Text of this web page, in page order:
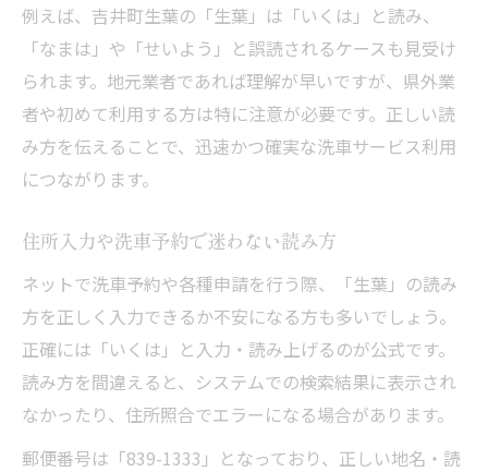
贈答にも最適なうきは市の特産品厳選
洗車ついでにおすすめの地域グルメ案内
生活実務に役立つ吉井町生葉の基本知識
洗車や手続きで活かせる生葉の基礎知識
吉井町生葉の生活に密着した洗車情報
生活実務で便利な洗車と地名の知識
洗車利用者必見の生葉エリア情報
例えば、吉井町生葉の「生葉」は「いくは」と読み、
「なまは」や「せいよう」と誤読されるケースも見受け
られます。地元業者であれば理解が早いですが、県外業
者や初めて利用する方は特に注意が必要です。正しい読
み方を伝えることで、迅速かつ確実な洗車サービス利用
につながります。
住所入力や洗車予約で迷わない読み方
ネットで洗車予約や各種申請を行う際、「生葉」の読み
方を正しく入力できるか不安になる方も多いでしょう。
正確には「いくは」と入力・読み上げるのが公式です。
読み方を間違えると、システムでの検索結果に表示され
なかったり、住所照合でエラーになる場合があります。
郵便番号は「839-1333」となっており、正しい地名・読